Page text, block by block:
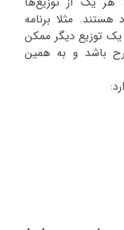
مثلا برنامه
توزیع دیگر ممکن
باشد و به همین